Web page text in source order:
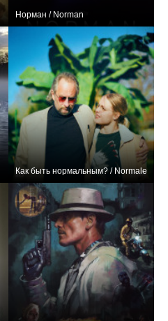
Норман / Norman
Как быть нормальным? / Normale